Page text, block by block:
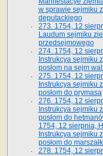
w sprawie sejmiku
deputackiego
273. 1754, 12
Laudum sejmiku
przedsejmowego
274. 1754, 12
Instrukcya sejmiku
posłom na sejm
275. 1754, 12
Instrukcya sejmiku
posłom do prymasa
276. 1754, 12
Instrukcya sejmiku
posłom do
1754, 12 sierpnia,
Instrukcya sejmiku
posłom do
278. 1754, 12